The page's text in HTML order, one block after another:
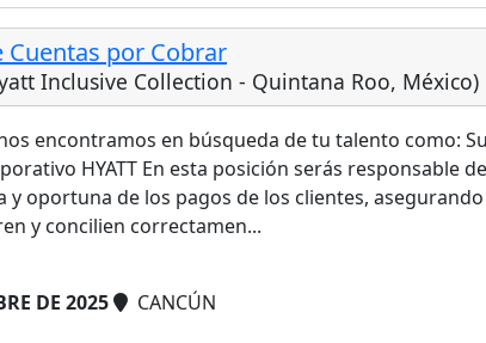
Cuentas por Cobrar
Inclusive Collection - Quintana Roo, México)
encontramos en búsqueda de tu talento como:
HYATT En esta posición serás responsable
y oportuna de los pagos de los clientes,
y concilien correctamen...
DE 2025 CANCÚN